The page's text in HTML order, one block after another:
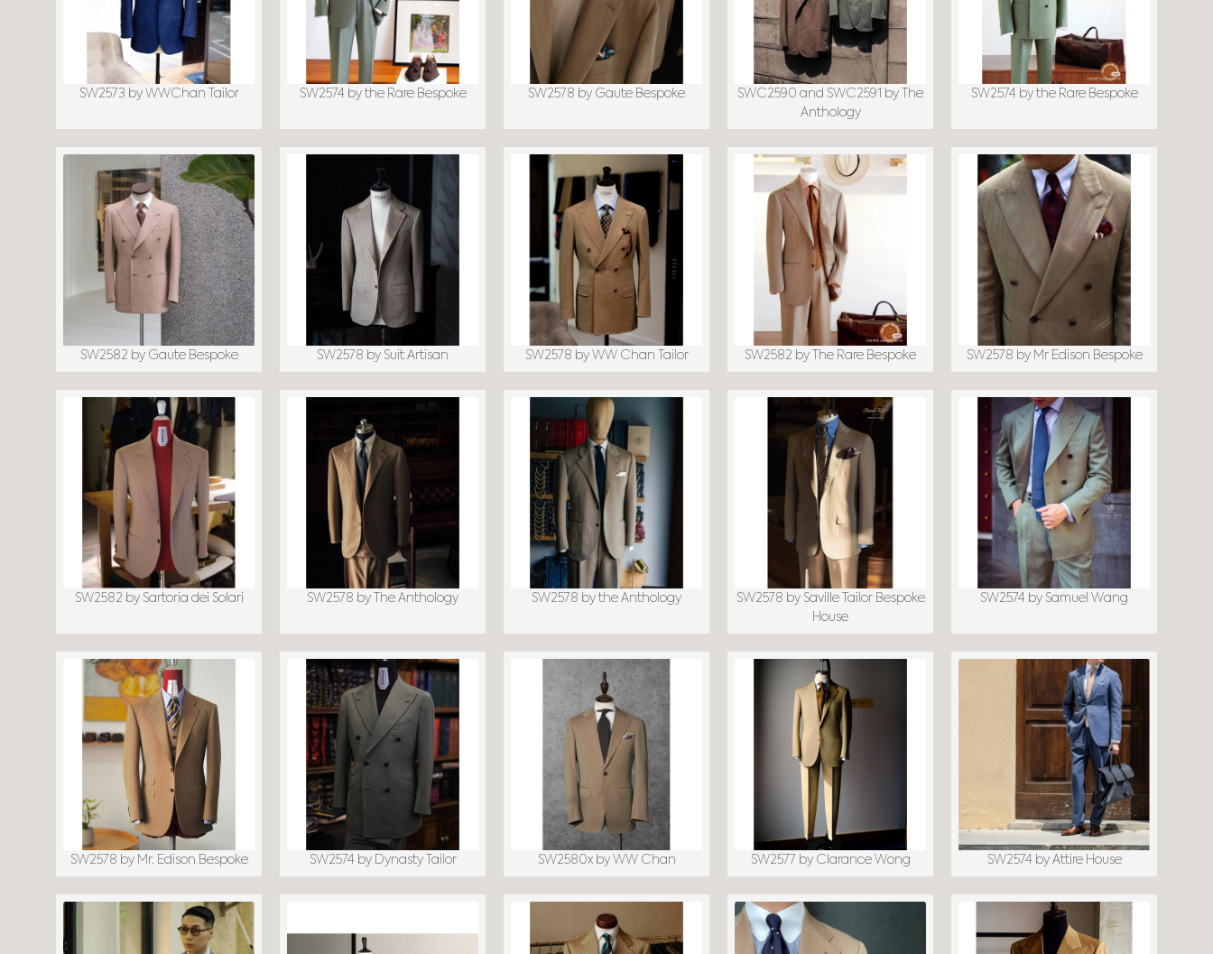
SW2573 by WWChan Tailor SW2574 by the Rare Bespoke SW2578 by Gaute Bespoke
SWC2590 and SWC2591 by The
Anthology
SW2574 by the Rare Bespoke
SW2582 by Gaute Bespoke SW2578 by Suit Artisan SW2578 by WW Chan Tailor SW2582 by The Rare Bespoke SW2578 by Mr Edison Bespoke
SW2582 by Sartoria dei Solari SW2578 by The Anthology SW2578 by the Anthology
SW2578 by Saville Tailor Bespoke
House
SW2574 by Samuel Wang
SW2578 by Mr. Edison Bespoke SW2574 by Dynasty Tailor SW2580x by WW Chan SW2577 by Clarance Wong SW2574 by Attire House